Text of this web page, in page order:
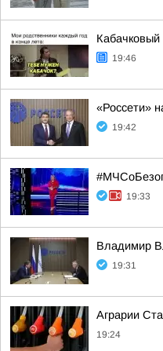
Кабачковый
19:46
«Россети»
19:42
19:33
Владимир
19:31
Аграрии
19:24